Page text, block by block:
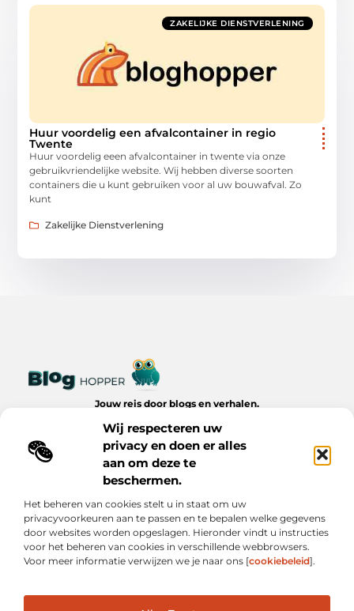
Wij respecteren uw
privacy en doen er alles
aan om deze te
beschermen.
Het beheren van cookies stelt u in staat om uw
privacyvoorkeuren aan te passen en te bepalen welke gegevens
door websites worden opgeslagen. Hieronder vindt u instructies
voor het beheren van cookies in verschillende webbrowsers.
Voor meer informatie verwijzen we je naar ons [cookiebeleid].
ZAKELIJKE DIENSTVERLENING
Huur voordelig een afvalcontainer in regio
Twente
Huur voordelig eeen afvalcontainer in twente via onze
gebruikvriendelijke website. Wij hebben diverse soorten
containers die u kunt gebruiken voor al uw bouwafval. Zo
kunt
Zakelijke Dienstverlening
Jouw reis door blogs en verhalen.
dagelijks leven op Bloghopper.nl.
Bericht categorie
Onze informatie